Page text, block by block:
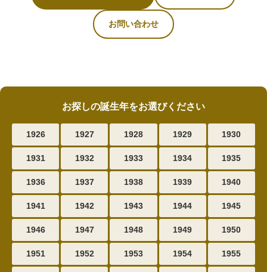
お問い合わせ
お探しの誕生年をお選びください
1926 1927 1928 1929 1930
1931 1932 1933 1934 1935
1936 1937 1938 1939 1940
1941 1942 1943 1944 1945
1946 1947 1948 1949 1950
1951 1952 1953 1954 1955